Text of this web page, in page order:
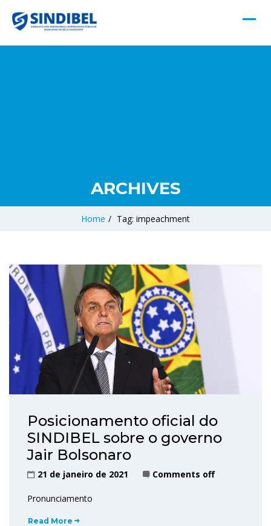
ARCHIVES
Home / Tag: impeachment
Posicionamento oficial do
SINDIBEL sobre o governo
Jair Bolsonaro
21 de janeiro de 2021 Comments off
Pronunciamento
Read More